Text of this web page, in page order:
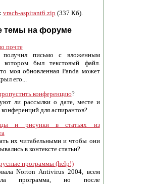
vrach-aspirant6.zip (337 Кб).
темы на форуме
почте
получил письмо с вложенным
котором был текстовый файл.
моя обновленная Panda может
его...
конференцию?
ли рассылки о дате, месте и
конференций для аспирантов?
и рисунки в статьях из
их читабельными и чтобы они
в контексте статьи?
программы (help!)
Norton Antivirus 2004, всем
программа, но после